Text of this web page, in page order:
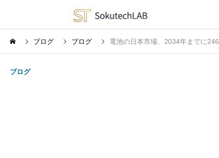
ブログ ブログ 電池の日本市場、2034年までに
ブログ